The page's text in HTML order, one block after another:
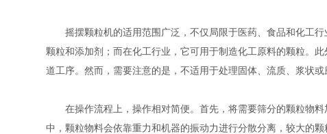
摇摆颗粒机的适用范围广泛，不仅局限于医药、食品和化工行
颗粒和添加剂；而在化工行业，它可用于制造化工原料的颗粒。
道工序。然而，需要注意的是，不适用于处理固体、流质、浆状或
在操作流程上，操作相对简便。首先，将需要筛分的颗粒物料
中，颗粒物料会依靠重力和机器的振动力进行分散分离，较大的